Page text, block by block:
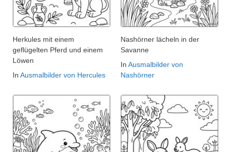
Herkules mit einem
geflügelten Pferd und einem
Löwen
In Ausmalbilder von Hercules
Nashörner lächeln in der
Savanne
In Ausmalbilder von
Nashörner